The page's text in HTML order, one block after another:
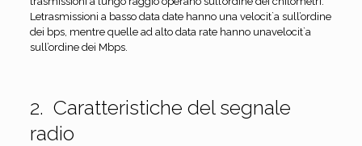
Letrasmissioni a basso data date hanno una velocit`a sull’ordine
dei bps, mentre quelle ad alto data rate hanno unavelocit`a
sull’ordine dei Mbps.
2. Caratteristiche del segnale
radio